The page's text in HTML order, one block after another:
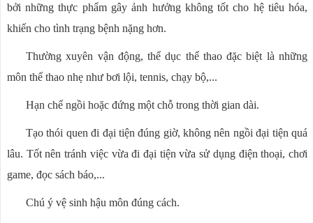
bởi những thực phẩm gây ảnh hưởng không tốt cho hệ tiêu hóa,
khiến cho tình trạng bệnh nặng hơn.
Thường xuyên vận động, thể dục thể thao đặc biệt là những
môn thể thao nhẹ như bơi lội, tennis, chạy bộ,...
Hạn chế ngồi hoặc đứng một chỗ trong thời gian dài.
Tạo thói quen đi đại tiện đúng giờ, không nên ngồi đại tiện quá
lâu. Tốt nên tránh việc vừa đi đại tiện vừa sử dụng điện thoại, chơi
game, đọc sách báo,...
Chú ý vệ sinh hậu môn đúng cách.